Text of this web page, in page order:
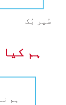
سُپر بُک
ہم
ہم